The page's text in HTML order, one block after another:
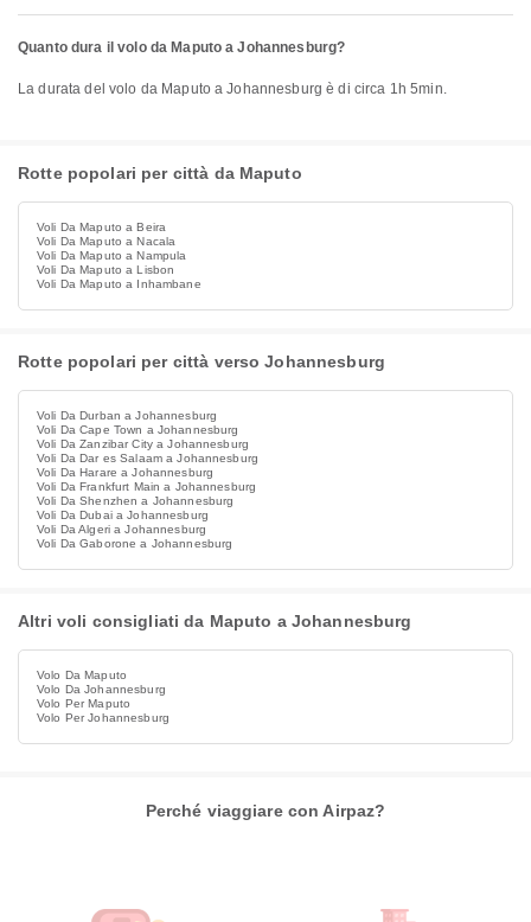
Quanto dura il volo da Maputo a Johannesburg?
La durata del volo da Maputo a Johannesburg è di circa 1h 5min.
Rotte popolari per città da Maputo
Voli Da Maputo a Beira
Voli Da Maputo a Nacala
Voli Da Maputo a Nampula
Voli Da Maputo a Lisbon
Voli Da Maputo a Inhambane
Rotte popolari per città verso Johannesburg
Voli Da Durban a Johannesburg
Voli Da Cape Town a Johannesburg
Voli Da Zanzibar City a Johannesburg
Voli Da Dar es Salaam a Johannesburg
Voli Da Harare a Johannesburg
Voli Da Frankfurt Main a Johannesburg
Voli Da Shenzhen a Johannesburg
Voli Da Dubai a Johannesburg
Voli Da Algeri a Johannesburg
Voli Da Gaborone a Johannesburg
Altri voli consigliati da Maputo a Johannesburg
Volo Da Maputo
Volo Da Johannesburg
Volo Per Maputo
Volo Per Johannesburg
Perché viaggiare con Airpaz?